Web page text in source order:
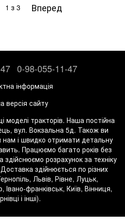
1 з 3 Вперед
0-98-055-11-47
інформація
версія сайту
моделі тракторів. Наша постійна
вул. Вокзальна 5д. Також ви
і швидко отримати детальну
Працюємо багато років без
розрахунок за техніку
здійнюється по різних
Львів, Рівне, Луцьк,
франківськ, Київ, Вінниця,
і інші).